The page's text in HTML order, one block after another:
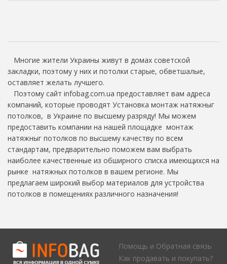
Многие жители Украины живут в домах советской
закладки, поэтому у них и потолки старые, обветшалые,
оставляет желать лучшего.
Поэтому сайт infobag.com.ua предоставляет вам адреса
компаний, которые проводят Установка монтаж натяжныг
потолков, в Украине по высшему разряду! Мы можем
предоставить компании на нашей площадке монтаж
натяжныг потолков по высшему качеству по всем
стандартам, предварительно поможем вам выбрать
наиболее качественные из обширного списка имеющихся на
рынке натяжных потолков в вашем регионе. Мы
предлагаем широкий выбор материалов для устройства
потолков в помещениях различного назначения!
Помощь и Обратная связь
Как продавать и покупать?